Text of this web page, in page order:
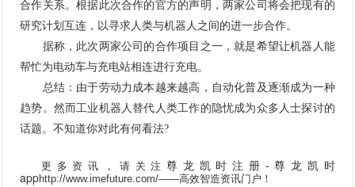
合作关系。根据此次合作的官方的声明，两家公司将会把现有的
研究计划互连，以寻求人类与机器人之间的进一步合作。
据称，此次两家公司的合作项目之一，就是希望让机器人能
帮忙为电动车与充电站相连进行充电。
总结：由于劳动力成本越来越高，自动化普及逐渐成为一种
趋势。然而工业机器人替代人类工作的隐忧成为众多人士探讨的
话题。不知道你对此有何看法?
更多资讯，请关注尊龙凯时注册-尊龙凯时
apphttp://www.imefuture.com/——高效智造资讯门户！